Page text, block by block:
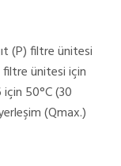
(P) filtre ünitesi
filtre ünitesi için
50°C (30
(Qmax.)